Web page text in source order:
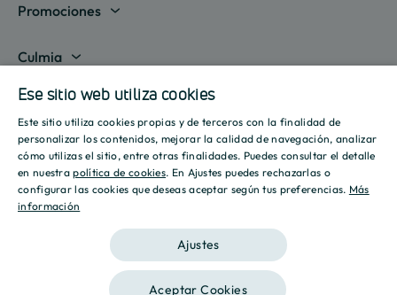
Promociones
Barcelona
Alicante
Valencia
Sevilla
Islas Baleares
Mostrar todas
Culmia
Sobre nosotros
Destino Culmia
Sala de prensa
Informes
Culmia Challenges
Líneas de negocio
Vivienda Compraventa
Vivienda Asequible
Vivienda Alquiler
Gestión de Suelo
Otras líneas de negocio
Actualidad
Culmia es noticia
Estilo de vida
Recursos
Calculadora Hipotecaria
SPANISH
ENGLISH
Ese sitio web utiliza cookies
Este sitio utiliza cookies propias y de terceros con la finalidad de
personalizar los contenidos, mejorar la calidad de navegación, analizar
cómo utilizas el sitio, entre otras finalidades. Puedes consultar el detalle
en nuestrapolítica de cookies. En Ajustes puedes rechazarlas o
configurar las cookies que deseas aceptar según tus preferencias. Más
información
Ajustes
Aceptar Cookies